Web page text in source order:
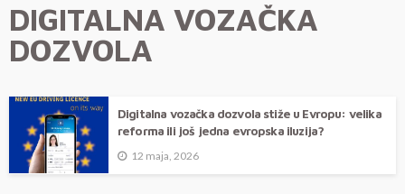
DIGITALNA VOZAČKA
DOZVOLA
Digitalna vozačka dozvola stiže u Evropu: velika
reforma ili još jedna evropska iluzija?
12 maja, 2026